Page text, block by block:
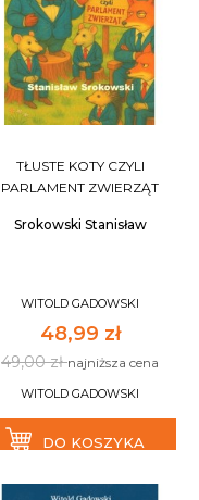
TŁUSTE KOTY CZYLI
PARLAMENT ZWIERZĄT
Srokowski Stanisław
WITOLD GADOWSKI
48,99 zł
49,00 złnajniższa cena
WITOLD GADOWSKI
DO KOSZYKA